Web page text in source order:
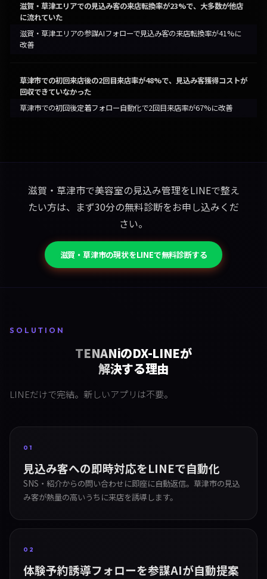
滋賀・草津エリアでの見込み客の来店転換率が23%で、大多数が他店
に流れていた
滋賀・草津エリアの参謀AIフォローで見込み客の来店転換率が41%に
改善
草津市での初回来店後の2回目来店率が48%で、見込み客獲得コストが
回収できていなかった
草津市での初回後定着フォロー自動化で2回目来店率が67%に改善
滋賀・草津市で美容室の見込み管理をLINEで整え
たい方は、まず30分の無料診断をお申し込みくだ
さい。
滋賀・草津市の現状をLINEで無料診断する
SOLUTION
TENANiのDX-LINEが
解決する理由
LINEだけで完結。新しいアプリは不要。
01
見込み客への即時対応をLINEで自動化
SNS・紹介からの問い合わせに即座に自動返信。草津市の見込
み客が熱量の高いうちに来店を誘導します。
02
体験予約誘導フォローを参謀AIが自動提案